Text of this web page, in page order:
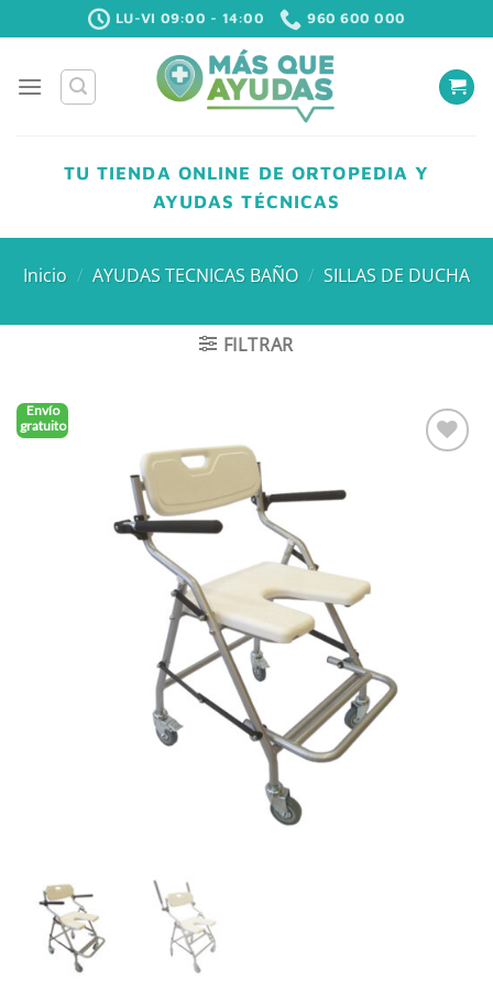
al
contenido
LU-VI 09:00 - 14:00 960 600 000
TU TIENDA ONLINE DE ORTOPEDIA Y
AYUDAS TÉCNICAS
Inicio / AYUDAS TECNICAS BAÑO / SILLAS DE DUCHA
FILTRAR
Envío
gratuito